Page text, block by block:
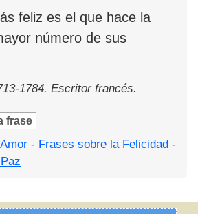
feliz es el que hace la
número de sus
1784. Escritor francés.
frase
- Frases sobre la Felicidad -